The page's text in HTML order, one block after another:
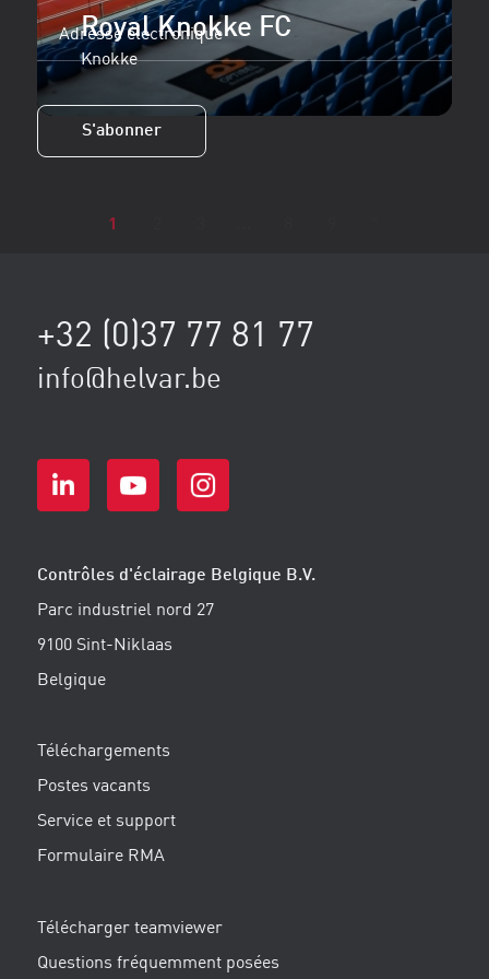
Royal Knokke FC
Knokke
1
l'entreprise
Adresse
électronique
(Obligatoire)
S'abonner
+32 (0)37 77 81 77
info@helvar.be
Contrôles d'éclairage Belgique B.V.
Parc industriel nord 27
9100 Sint-Niklaas
Belgique
Téléchargements
Postes vacants
Service et support
Formulaire RMA
Télécharger teamviewer
Questions fréquemment posées